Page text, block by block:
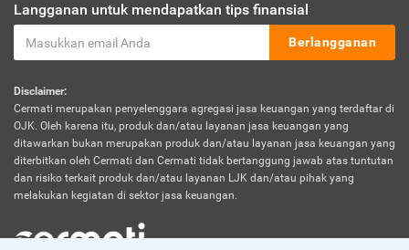
Langganan untuk mendapatkan tips finansial
Berlangganan
Disclaimer:
Cermati merupakan penyelenggara agregasi jasa keuangan yang terdaftar di
OJK. Oleh karena itu, produk dan/atau layanan jasa keuangan yang
ditawarkan bukan merupakan produk dan/atau layanan jasa keuangan yang
diterbitkan oleh Cermati dan Cermati tidak bertanggung jawab atas tuntutan
dan risiko terkait produk dan/atau layanan LJK dan/atau pihak yang
melakukan kegiatan di sektor jasa keuangan.